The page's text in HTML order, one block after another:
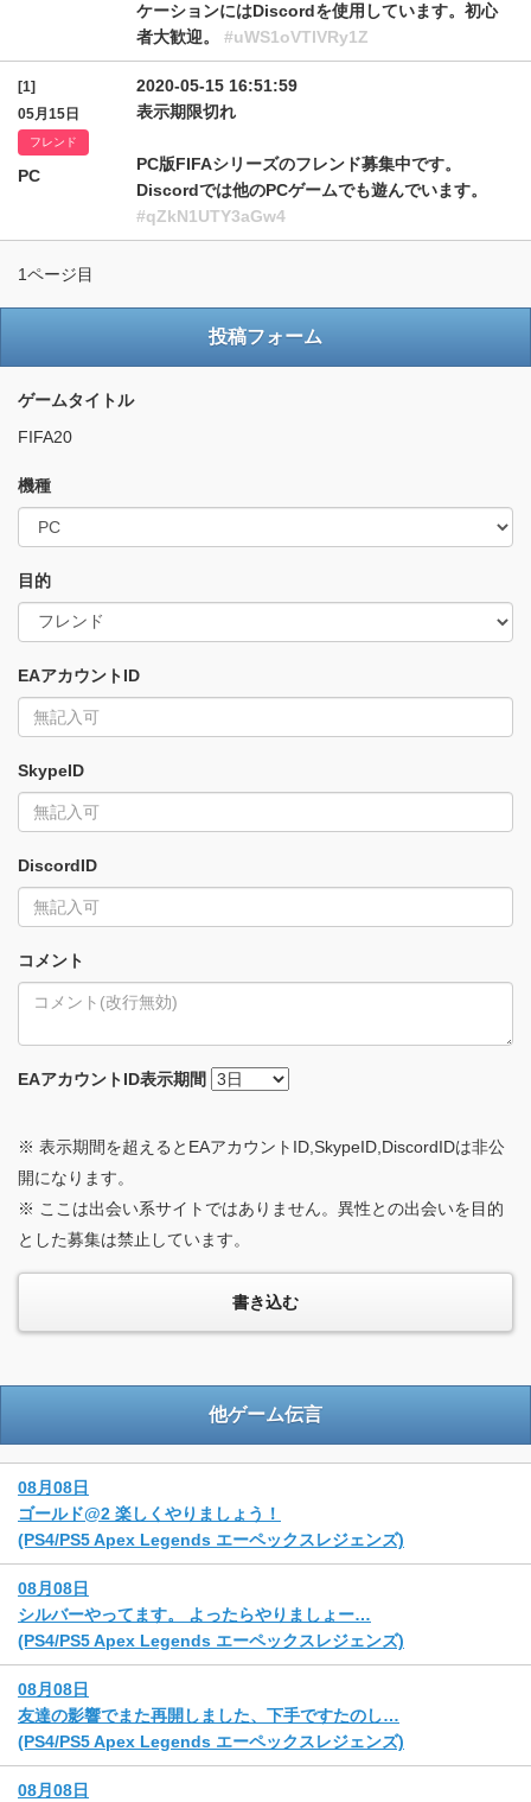
ケーションにはDiscordを使用しています。初心
者大歓迎。 #uWS1oVTlVRy1Z
[1]
05月15日
フレンド
PC
2020-05-15 16:51:59
表示期限切れ
PC版FIFAシリーズのフレンド募集中です。
Discordでは他のPCゲームでも遊んでいます。
#qZkN1UTY3aGw4
1ページ目
投稿フォーム
ゲームタイトル
FIFA20
機種
目的
EAアカウントID
SkypeID
DiscordID
コメント
EAアカウントID表示期間
※ 表示期間を超えるとEAアカウントID,SkypeID,DiscordIDは非公
開になります。
※ ここは出会い系サイトではありません。異性との出会いを目的
とした募集は禁止しています。
他ゲーム伝言
08月08日
ゴールド@2 楽しくやりましょう！
(PS4/PS5 Apex Legends エーペックスレジェンズ)
08月08日
シルバーやってます。 よったらやりましょー…
(PS4/PS5 Apex Legends エーペックスレジェンズ)
08月08日
友達の影響でまた再開しました、下手ですたのし…
(PS4/PS5 Apex Legends エーペックスレジェンズ)
08月08日